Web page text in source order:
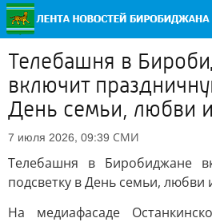
Телебашня в
включит
День семьи, любви
7 июля 2026, 09:39 СМИ
Телебашня в Биробиджане
подсветку в День семьи, любви
На медиафасаде